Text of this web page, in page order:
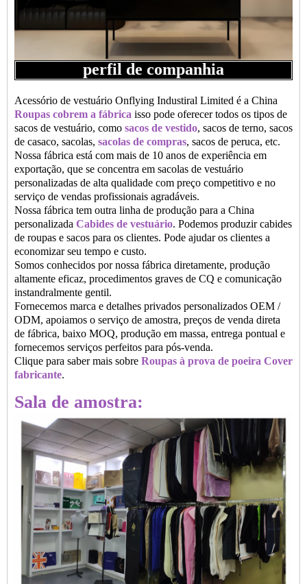
perfil de companhia
Acessório de vestuário Onflying Industiral Limited é a China
Roupas cobrem a fábrica isso pode oferecer todos os tipos de
sacos de vestuário, como sacos de vestido, sacos de terno, sacos
de casaco, sacolas, sacolas de compras, sacos de peruca, etc.
Nossa fábrica está com mais de 10 anos de experiência em
exportação, que se concentra em sacolas de vestuário
personalizadas de alta qualidade com preço competitivo e no
serviço de vendas profissionais agradáveis.
Nossa fábrica tem outra linha de produção para a China
personalizada Cabides de vestuário. Podemos produzir cabides
de roupas e sacos para os clientes. Pode ajudar os clientes a
economizar seu tempo e custo.
Somos conhecidos por nossa fábrica diretamente, produção
altamente eficaz, procedimentos graves de CQ e comunicação
instandralmente gentil.
Fornecemos marca e detalhes privados personalizados OEM /
ODM, apoiamos o serviço de amostra, preços de venda direta
de fábrica, baixo MOQ, produção em massa, entrega pontual e
fornecemos serviços perfeitos para pós-venda.
Clique para saber mais sobre Roupas à prova de poeira Cover
fabricante.
Sala de amostra: